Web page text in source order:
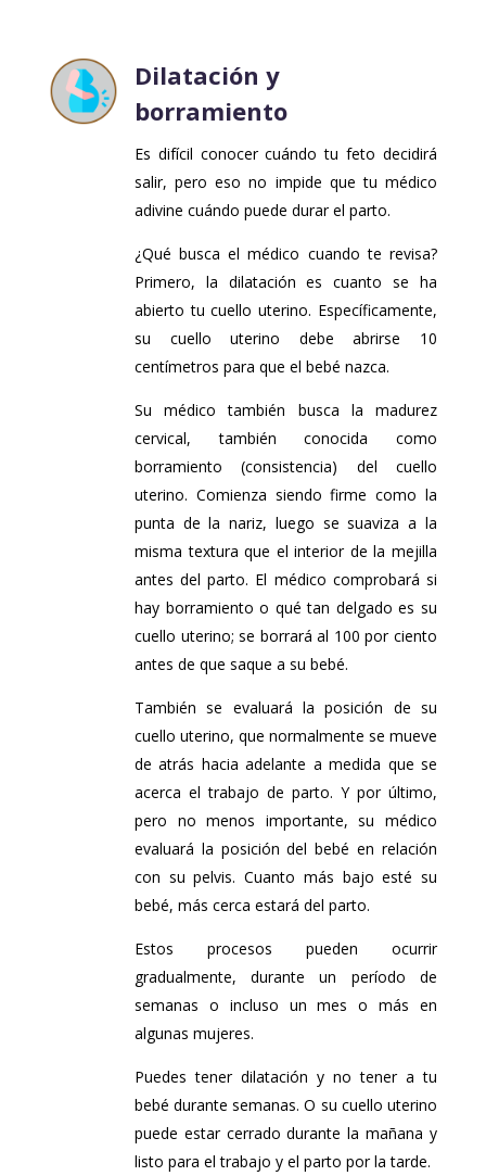
Dilatación y
borramiento
Es difícil conocer cuándo tu feto decidirá
salir, pero eso no impide que tu médico
adivine cuándo puede durar el parto.
¿Qué busca el médico cuando te revisa?
Primero, la dilatación es cuanto se ha
abierto tu cuello uterino. Específicamente,
su cuello uterino debe abrirse 10
centímetros para que el bebé nazca.
Su médico también busca la madurez
cervical, también conocida como
borramiento (consistencia) del cuello
uterino. Comienza siendo firme como la
punta de la nariz, luego se suaviza a la
misma textura que el interior de la mejilla
antes del parto. El médico comprobará si
hay borramiento o qué tan delgado es su
cuello uterino; se borrará al 100 por ciento
antes de que saque a su bebé.
También se evaluará la posición de su
cuello uterino, que normalmente se mueve
de atrás hacia adelante a medida que se
acerca el trabajo de parto. Y por último,
pero no menos importante, su médico
evaluará la posición del bebé en relación
con su pelvis. Cuanto más bajo esté su
bebé, más cerca estará del parto.
Estos procesos pueden ocurrir
gradualmente, durante un período de
semanas o incluso un mes o más en
algunas mujeres.
Puedes tener dilatación y no tener a tu
bebé durante semanas. O su cuello uterino
puede estar cerrado durante la mañana y
listo para el trabajo y el parto por la tarde.